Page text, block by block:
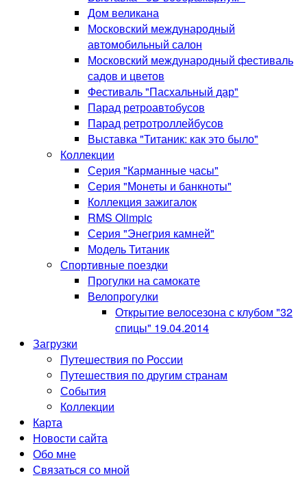
Дом великана
Московский международный
автомобильный салон
Московский международный фестиваль
садов и цветов
Фестиваль "Пасхальный дар"
Парад ретроавтобусов
Парад ретротроллейбусов
Выставка "Титаник: как это было"
Коллекции
Серия "Карманные часы"
Серия "Монеты и банкноты"
Коллекция зажигалок
RMS Olimpic
Серия "Энегрия камней"
Модель Титаник
Спортивные поездки
Прогулки на самокате
Велопрогулки
Открытие велосезона с клубом "32
спицы" 19.04.2014
Загрузки
Путешествия по России
Путешествия по другим странам
События
Коллекции
Карта
Новости сайта
Обо мне
Связаться со мной